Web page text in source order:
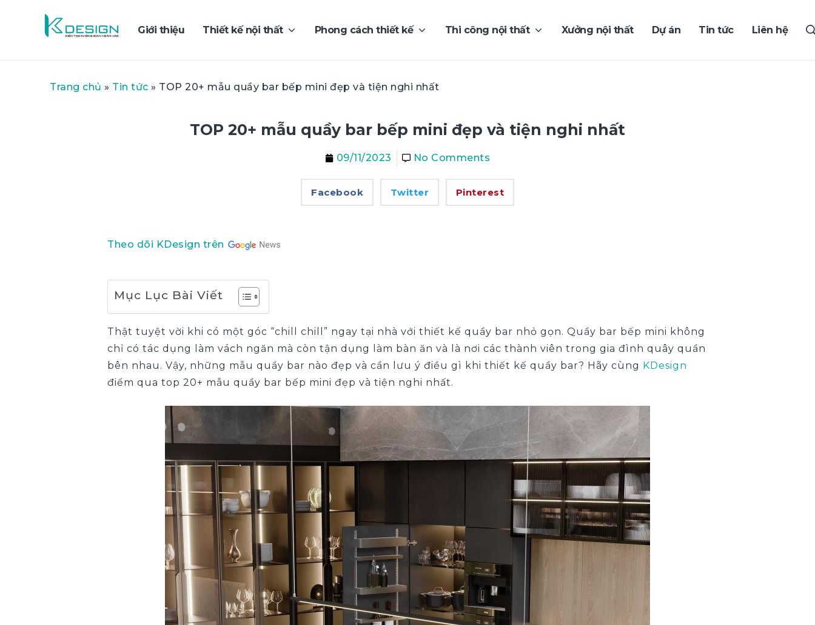
Giới thiệu Thiết kế nội thất Phong cách thiết kế Thi công nội thất Xưởng nội thất Dự án Tin tức Liên hệ
Trang chủ » Tin tức » TOP 20+ mẫu quầy bar bếp mini đẹp và tiện nghi nhất
TOP 20+ mẫu quầy bar bếp mini đẹp và tiện nghi nhất
09/11/2023 No Comments
Facebook Twitter Pinterest
Theo dõi KDesign trên
Mục Lục Bài Viết
Thật tuyệt vời khi có một góc “chill chill” ngay tại nhà với thiết kế quầy bar nhỏ gọn. Quầy bar bếp mini không
chỉ có tác dụng làm vách ngăn mà còn tận dụng làm bàn ăn và là nơi các thành viên trong gia đình quây quần
bên nhau. Vậy, những mẫu quầy bar nào đẹp và cần lưu ý điều gì khi thiết kế quầy bar? Hãy cùng KDesign
điểm qua top 20+ mẫu quầy bar bếp mini đẹp và tiện nghi nhất.